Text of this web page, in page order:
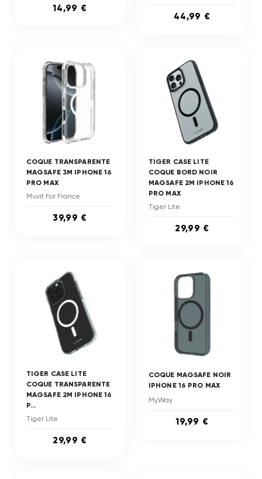
14,99 €
44,99 €
COQUE TRANSPARENTE
MAGSAFE 3M IPHONE 16
PRO MAX
Muvit For France
39,99 €
TIGER CASE LITE
COQUE BORD NOIR
MAGSAFE 2M IPHONE 16
PRO MAX
Tiger Lite
29,99 €
TIGER CASE LITE
COQUE TRANSPARENTE
MAGSAFE 2M IPHONE 16
P...
Tiger Lite
29,99 €
COQUE MAGSAFE NOIR
IPHONE 16 PRO MAX
MyWay
19,99 €